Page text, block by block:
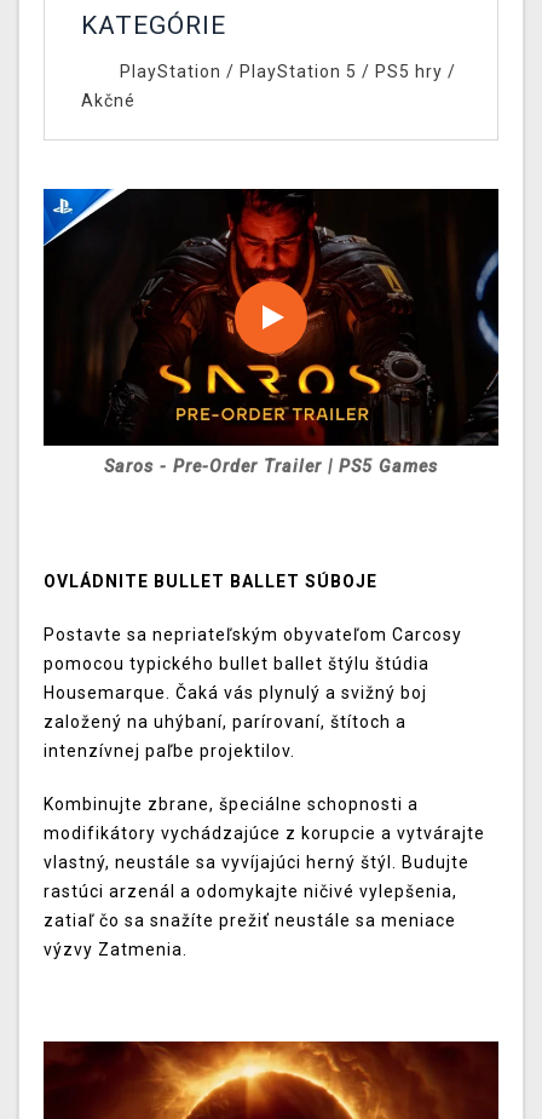
KATEGÓRIE
PlayStation / PlayStation 5 / PS5 hry /
Akčné
Saros - Pre-Order Trailer | PS5 Games
OVLÁDNITE BULLET BALLET SÚBOJE
Postavte sa nepriateľským obyvateľom Carcosy
pomocou typického bullet ballet štýlu štúdia
Housemarque. Čaká vás plynulý a svižný boj
založený na uhýbaní, parírovaní, štítoch a
intenzívnej paľbe projektilov.
Kombinujte zbrane, špeciálne schopnosti a
modifikátory vychádzajúce z korupcie a vytvárajte
vlastný, neustále sa vyvíjajúci herný štýl. Budujte
rastúci arzenál a odomykajte ničivé vylepšenia,
zatiaľ čo sa snažíte prežiť neustále sa meniace
výzvy Zatmenia.